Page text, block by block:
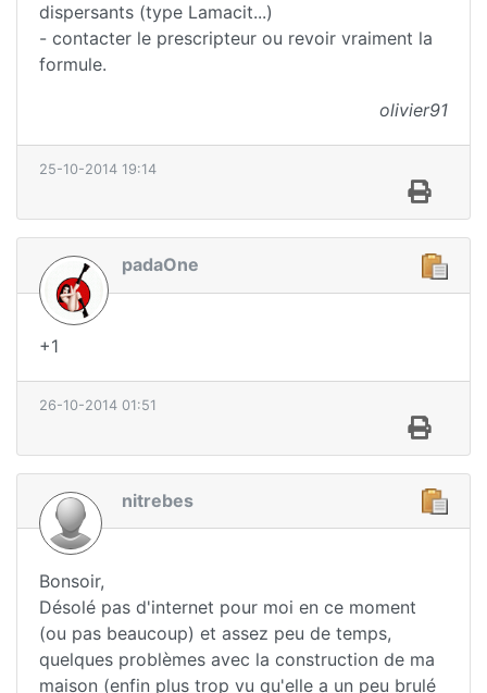
dispersants (type Lamacit...)
- contacter le prescripteur ou revoir vraiment la
formule.
olivier91
25-10-2014 19:14
padaOne
+1
26-10-2014 01:51
nitrebes
Bonsoir,
Désolé pas d'internet pour moi en ce moment
(ou pas beaucoup) et assez peu de temps,
quelques problèmes avec la construction de ma
maison (enfin plus trop vu qu'elle a un peu brulé